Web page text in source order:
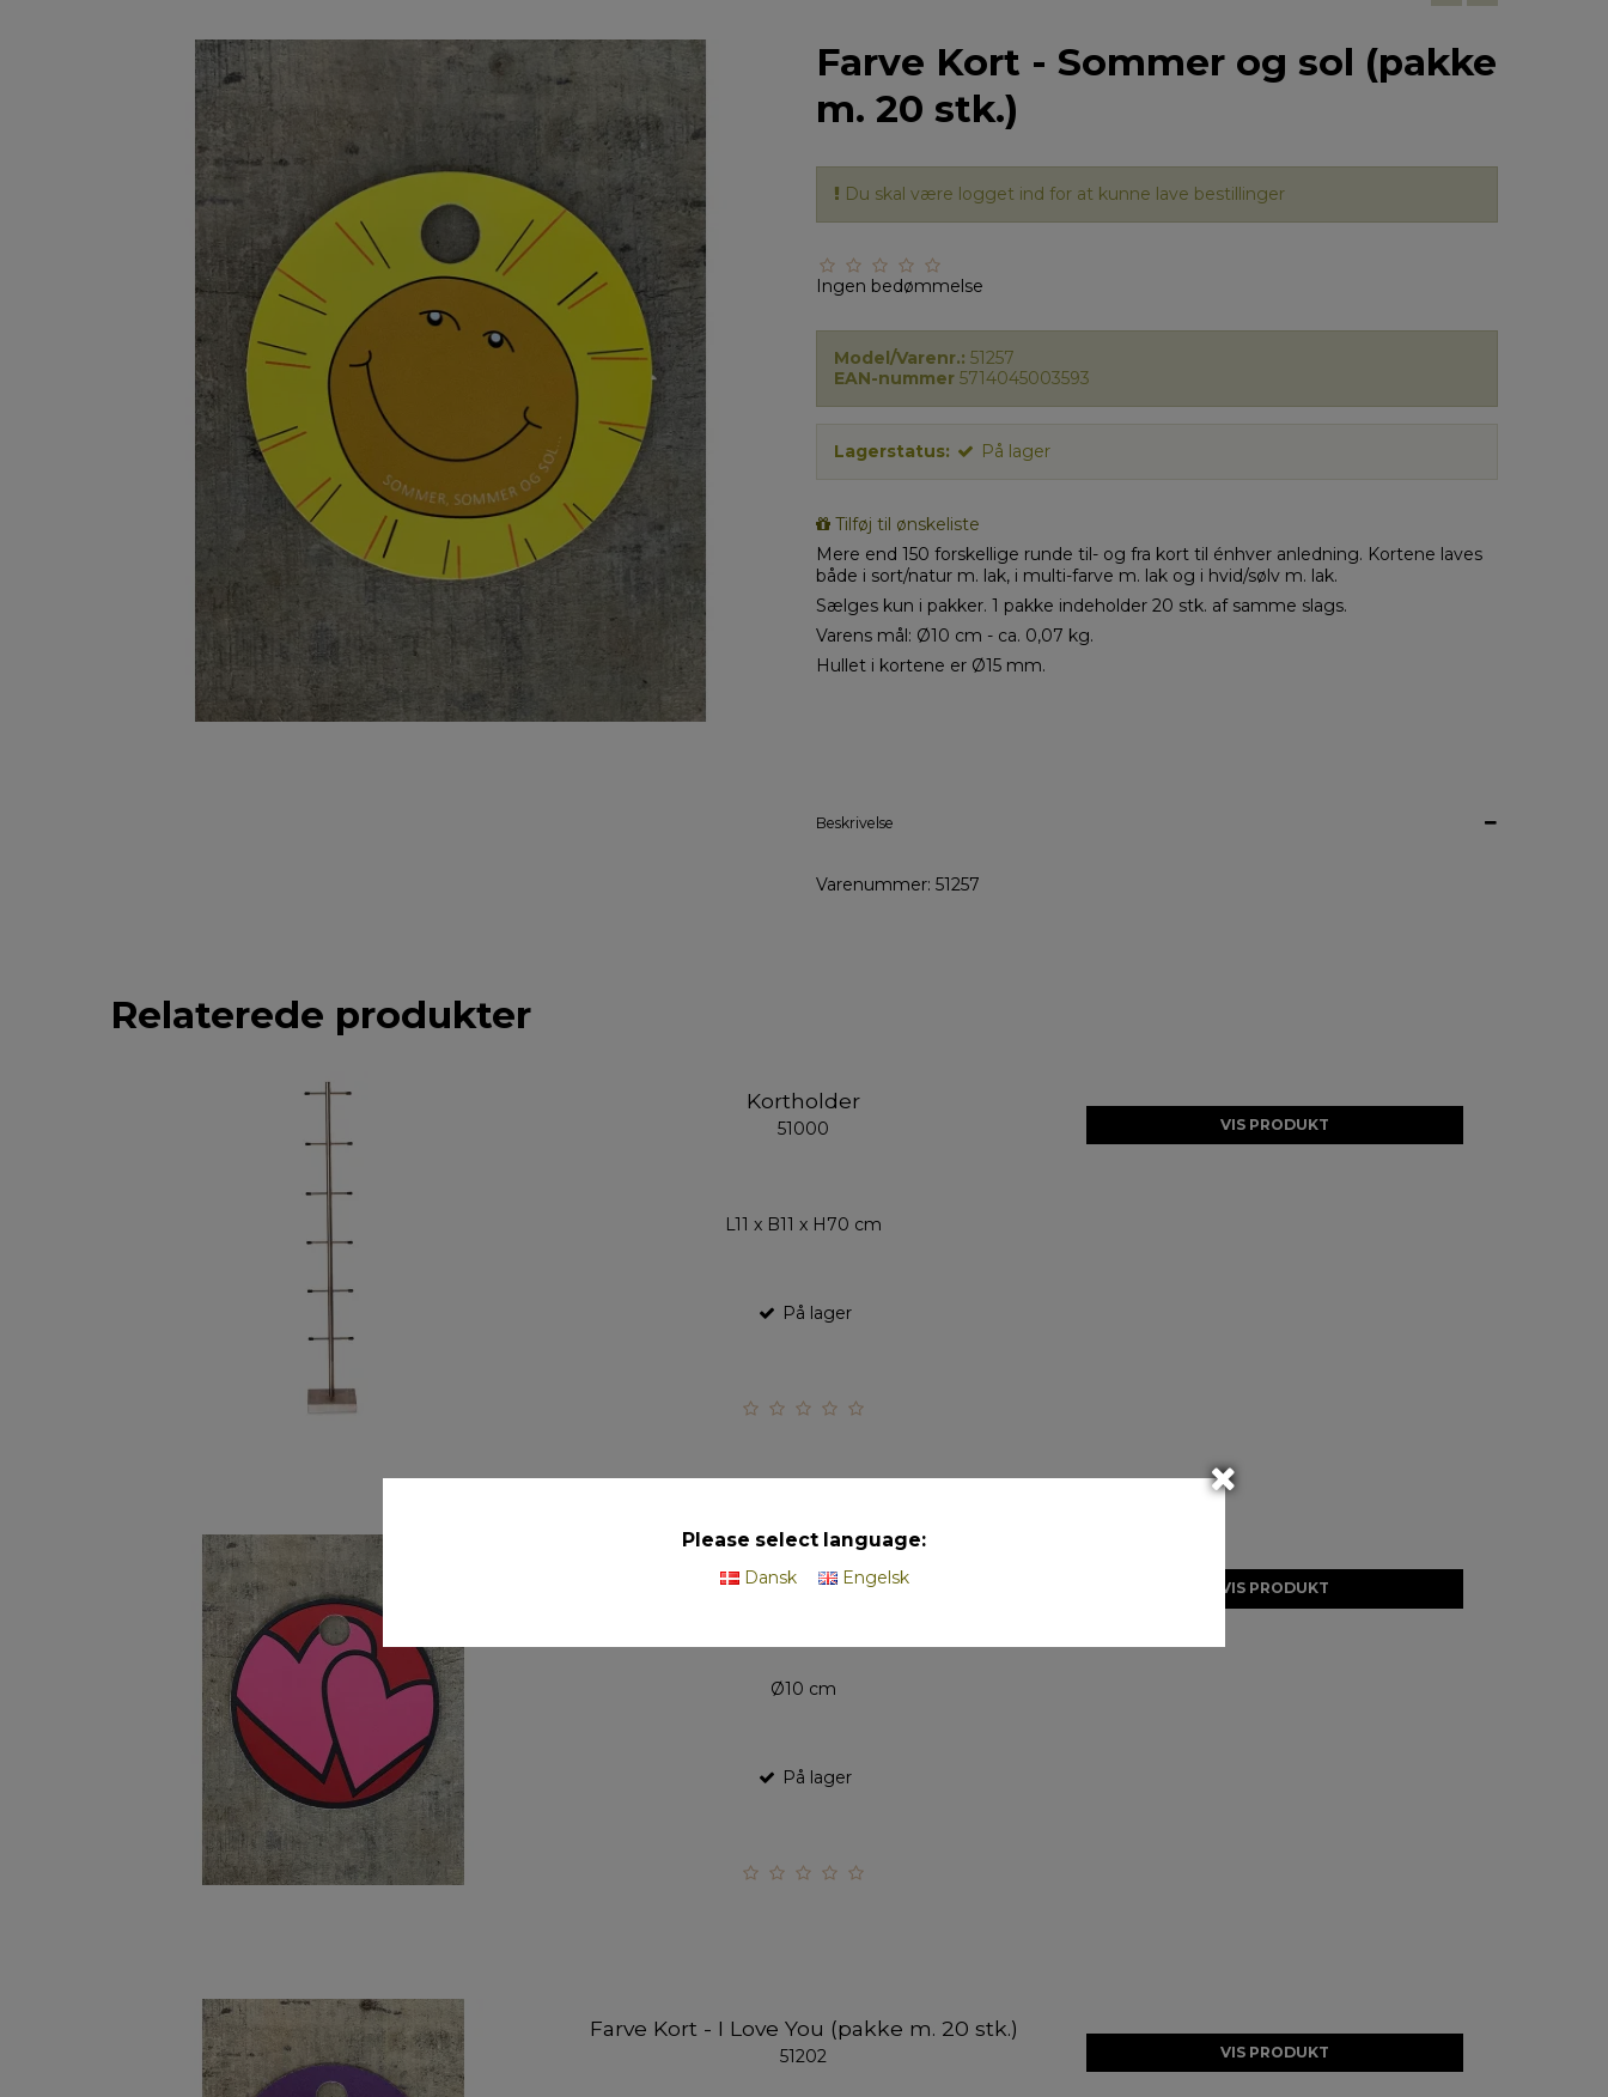
Farve Kort - Sommer og sol (pakke
m. 20 stk.)
Du skal være logget ind for at kunne lave bestillinger
Ingen bedømmelse
Model/Varenr.: 51257
EAN-nummer 5714045003593
Lagerstatus: På lager
Tilføj til ønskeliste
Mere end 150 forskellige runde til- og fra kort til énhver anledning. Kortene laves
både i sort/natur m. lak, i multi-farve m. lak og i hvid/sølv m. lak.
Sælges kun i pakker. 1 pakke indeholder 20 stk. af samme slags.
Varens mål: Ø10 cm - ca. 0,07 kg.
Hullet i kortene er Ø15 mm.
Beskrivelse
Varenummer: 51257
Relaterede produkter
Kortholder
51000
L11 x B11 x H70 cm
På lager
VIS PRODUKT
Farve Kort - Hearts (pakke m. 20 stk.)
Ø10 cm
På lager
VIS PRODUKT
Farve Kort - I Love You (pakke m. 20 stk.)
51202 VIS PRODUKT
Please select language:
Dansk Engelsk